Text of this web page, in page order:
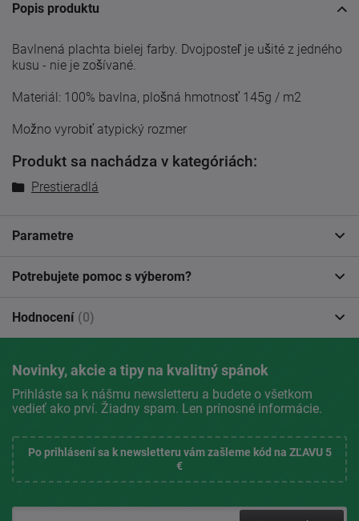
Popis produktu
Bavlnená plachta bielej farby. Dvojposteľ je ušité z jedného
kusu - nie je zošívané.
Materiál: 100% bavlna, plošná hmotnosť 145g / m2
Možno vyrobiť atypický rozmer
Produkt sa nachádza v kategóriách:
Prestieradlá
Parametre
Potrebujete pomoc s výberom?
Hodnocení (0)
Novinky, akcie a tipy na kvalitný spánok
Prihláste sa k nášmu newsletteru a budete o všetkom
vedieť ako prví. Žiadny spam. Len prínosné informácie.
Po prihlásení sa k newsletteru vám zašleme kód na ZĽAVU 5
€